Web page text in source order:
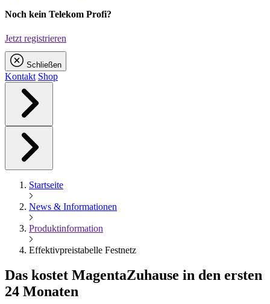
Noch kein Telekom Profi?
Jetzt registrieren
Schließen
Kontakt Shop
Startseite
News & Informationen
Produktinformation
Effektivpreistabelle Festnetz
Das kostet MagentaZuhause in den ersten
24 Monaten